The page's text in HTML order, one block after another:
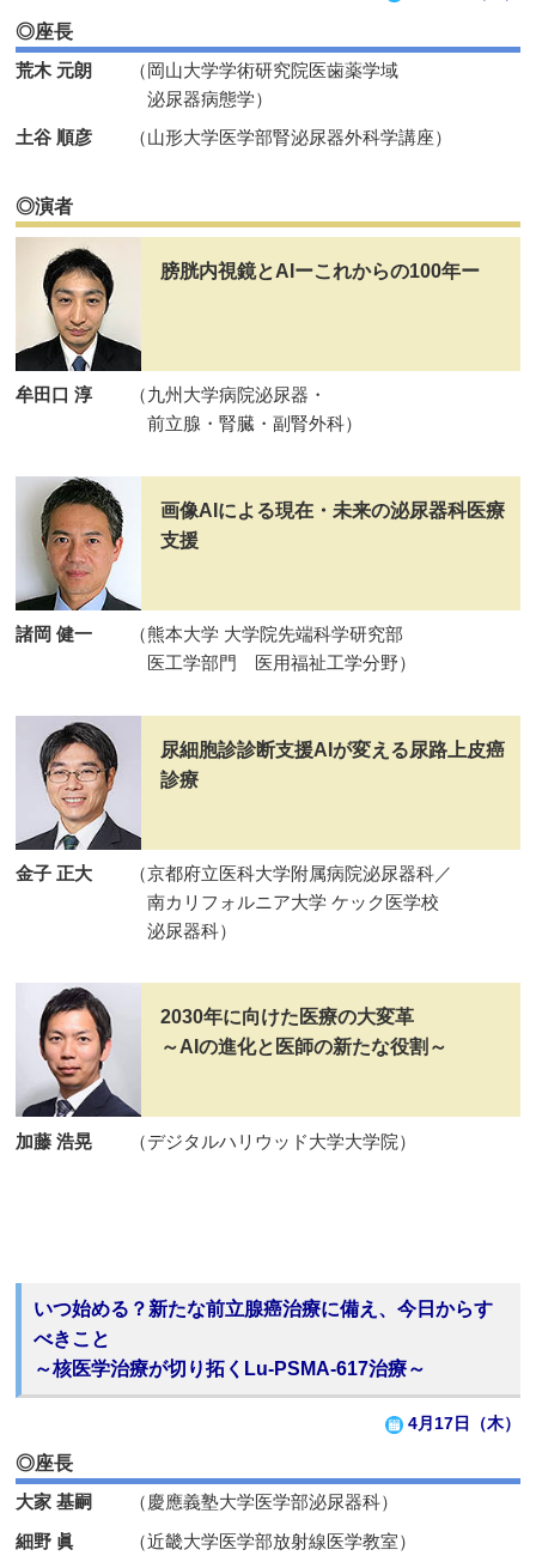
◎座長
荒木 元朗
（岡山大学学術研究院医歯薬学域
泌尿器病態学）
土谷 順彦
（山形大学医学部腎泌尿器外科学講座）
◎演者
膀胱内視鏡とAIーこれからの100年ー
牟田口 淳
（九州大学病院泌尿器・
前立腺・腎臓・副腎外科）
画像AIによる現在・未来の泌尿器科医療
支援
諸岡 健一
（熊本大学 大学院先端科学研究部
医工学部門 医用福祉工学分野）
尿細胞診診断支援AIが変える尿路上皮癌
診療
金子 正大
（京都府立医科大学附属病院泌尿器科／
南カリフォルニア大学 ケック医学校
泌尿器科）
2030年に向けた医療の大変革
～AIの進化と医師の新たな役割～
加藤 浩晃 （デジタルハリウッド大学大学院）
いつ始める？新たな前立腺癌治療に備え、今日からす
べきこと
～核医学治療が切り拓くLu-PSMA-617治療～
4月17日（木）
◎座長
大家 基嗣
（慶應義塾大学医学部泌尿器科）
細野 眞
（近畿大学医学部放射線医学教室）